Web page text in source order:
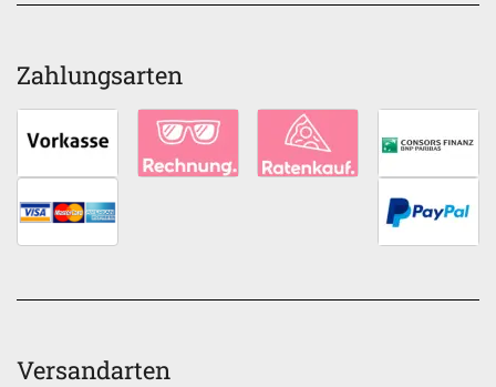
Zahlungsarten
Versandarten